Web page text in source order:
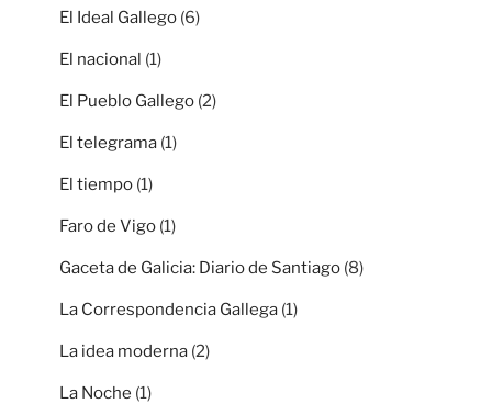
El Ideal Gallego (6)
El nacional (1)
El Pueblo Gallego (2)
El telegrama (1)
El tiempo (1)
Faro de Vigo (1)
Gaceta de Galicia: Diario de Santiago (8)
La Correspondencia Gallega (1)
La idea moderna (2)
La Noche (1)